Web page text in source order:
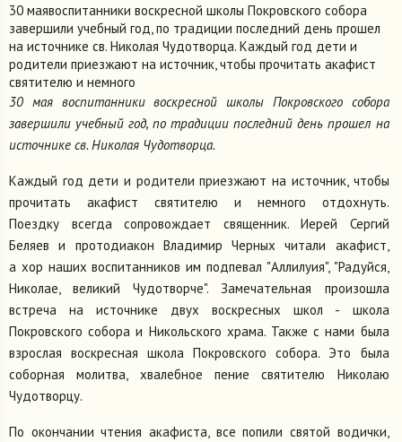
30 маявоспитанники воскресной школы Покровского собора
завершили учебный год, по традиции последний день прошел
на источнике св. Николая Чудотворца. Каждый год дети и
родители приезжают на источник, чтобы прочитать акафист
святителю и немного
30 мая воспитанники воскресной школы Покровского собора
завершили учебный год, по традиции последний день прошел на
источнике св. Николая Чудотворца.
Каждый год дети и родители приезжают на источник, чтобы
прочитать акафист святителю и немного отдохнуть.
Поездку всегда сопровождает священник. Иерей Сергий
Беляев и протодиакон Владимир Черных читали акафист,
а хор наших воспитанников им подпевал "Аллилуия", "Радуйся,
Николае, великий Чудотворче". Замечательная произошла
встреча на источнике двух воскресных школ - школа
Покровского собора и Никольского храма. Также с нами была
взрослая воскресная школа Покровского собора. Это была
соборная молитва, хвалебное пение святителю Николаю
Чудотворцу.
По окончании чтения акафиста, все попили святой водички,